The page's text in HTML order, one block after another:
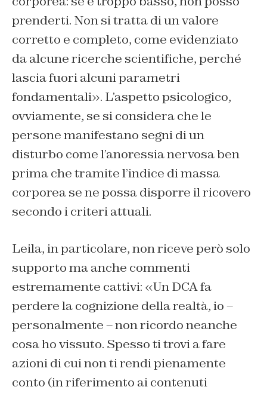
prenderti. Non si tratta di un valore
corretto e completo, come evidenziato
da alcune ricerche scientifiche, perché
lascia fuori alcuni parametri
fondamentali». L’aspetto psicologico,
ovviamente, se si considera che le
persone manifestano segni di un
disturbo come l’anoressia nervosa ben
prima che tramite l’indice di massa
corporea se ne possa disporre il ricovero
secondo i criteri attuali.
Leila, in particolare, non riceve però solo
supporto ma anche commenti
estremamente cattivi: «Un DCA fa
perdere la cognizione della realtà, io –
personalmente – non ricordo neanche
cosa ho vissuto. Spesso ti trovi a fare
azioni di cui non ti rendi pienamente
conto (in riferimento ai contenuti